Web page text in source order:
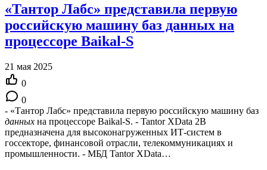
«Тантор Лабс» представила первую
российскую машину баз данных на
процессоре Baikal-S
21 мая 2025
0
0
- «Тантор Лабс» представила первую российскую машину баз
данных на процессоре Baikal-S. - Tantor XData 2B
предназначена для высоконагруженных ИТ-систем в
госсекторе, финансовой отрасли, телекоммуникациях и
промышленности. - МБД Tantor XData…